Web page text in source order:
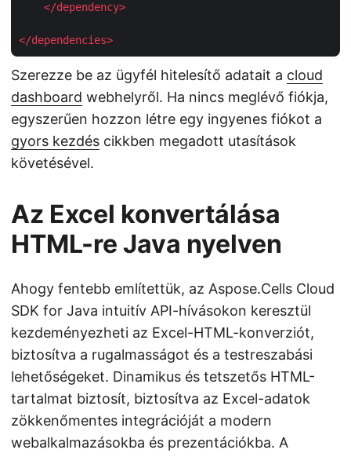
</dependency>
</dependencies>
Szerezze be az ügyfél hitelesítő adatait a cloud
dashboard webhelyről. Ha nincs meglévő fiókja,
egyszerűen hozzon létre egy ingyenes fiókot a
gyors kezdés cikkben megadott utasítások
követésével.
Az Excel konvertálása
HTML-re Java nyelven
Ahogy fentebb említettük, az Aspose.Cells Cloud
SDK for Java intuitív API-hívásokon keresztül
kezdeményezheti az Excel-HTML-konverziót,
biztosítva a rugalmasságot és a testreszabási
lehetőségeket. Dinamikus és tetszetős HTML-
tartalmat biztosít, biztosítva az Excel-adatok
zökkenőmentes integrációját a modern
webalkalmazásokba és prezentációkba. A